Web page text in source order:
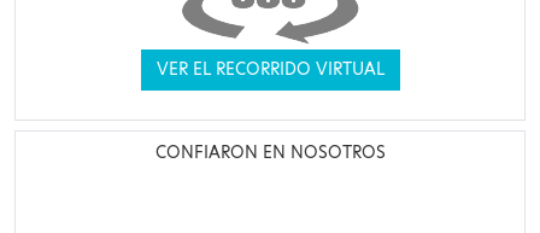
VER EL RECORRIDO VIRTUAL
CONFIARON EN NOSOTROS